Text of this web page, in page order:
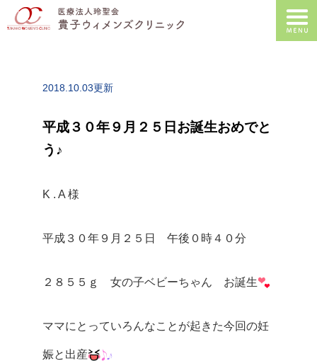
2018.10.03更新
平成３０年９月２５日お誕生おめでと
う♪
K . A 様
平成３０年９月２５日 午後０時４０分
２８５５ｇ 女の子ベビーちゃん お誕生
ママにとっていろんなことが起きた今回の妊
娠と出産